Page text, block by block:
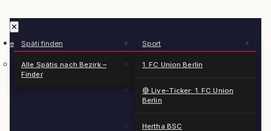
✕
Späti finden
Alle Spätis nach Bezirk –
Finder
Sport
1. FC Union Berlin
🔴 Live-Ticker: 1. FC Union
Berlin
Hertha BSC